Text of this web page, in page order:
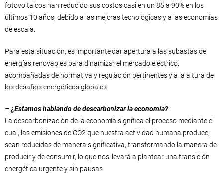
fotovoltaicos han reducido sus costos casi en un 85 a 90% en los
últimos 10 años, debido a las mejoras tecnológicas y a las economías
de escala.
Para esta situación, es importante dar apertura a las subastas de
energías renovables para dinamizar el mercado eléctrico,
acompañadas de normativa y regulación pertinentes y a la altura de
los desafíos energéticos globales.
– ¿Estamos hablando de descarbonizar la economía?
La descarbonización de la economía significa el proceso mediante el
cual, las emisiones de CO2 que nuestra actividad humana produce,
sean reducidas de manera significativa, transformando la manera de
producir y de consumir, lo que nos llevará a plantear una transición
energética urgente y sin pausas.